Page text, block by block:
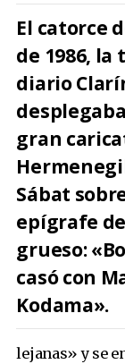
El catorce
de 1986, la
diario
gran
Sábat
epígrafe
grueso:
casó con
Kodama».
lejanas» y se